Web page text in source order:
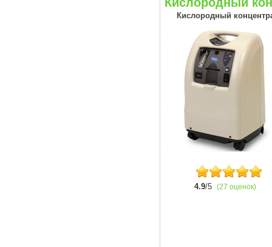
Кислородный
4.9/5 (27 оценок)